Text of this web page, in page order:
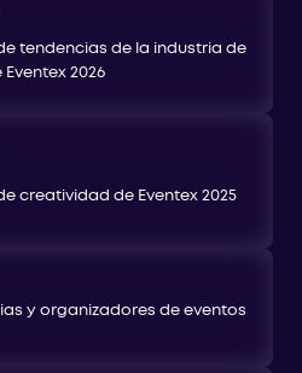
tendencias de la industria de
2026
creatividad de Eventex 2025
y organizadores de eventos